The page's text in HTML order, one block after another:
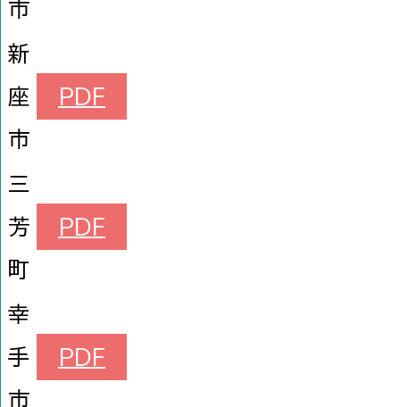
市
新
座
市
PDF
三
芳
町
PDF
幸
手
市
PDF